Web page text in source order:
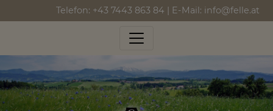
Telefon: +43 7443 863 84 | E-Mail: info@felle.at